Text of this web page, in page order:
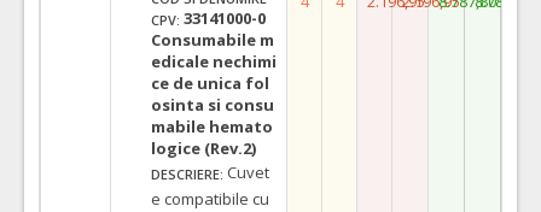
CPV: 33141000-0
Consumabile m
edicale nechimi
ce de unica fol
osinta si consu
mabile hemato
logice (Rev.2)
DESCRIERE: Cuvet
e compatibile cu